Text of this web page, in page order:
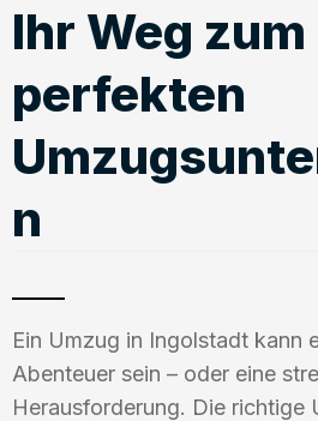
Ihr Weg zum
perfekten
n
Ein Umzug in Ingolstadt kann
Abenteuer sein – oder eine
Herausforderung. Die richtige